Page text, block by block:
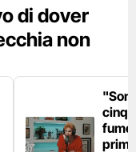
di dover
non
fumo